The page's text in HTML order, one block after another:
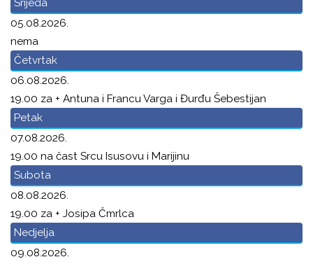
Srijeda
05.08.2026.
nema
Četvrtak
06.08.2026.
19.00 za + Antuna i Francu Varga i Đurđu Šebestijan
Petak
07.08.2026.
19.00 na čast Srcu Isusovu i Marijinu
Subota
08.08.2026.
19.00 za + Josipa Čmrlca
Nedjelja
09.08.2026.